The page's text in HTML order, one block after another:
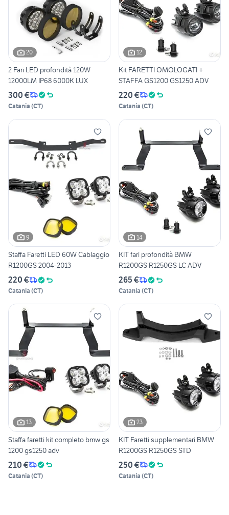
20
2 Fari LED profondità 120W
12000LM IP68 6000K LUX
300 €
Catania (CT)
12
Kit FARETTI OMOLOGATI +
STAFFA GS1200 GS1250 ADV
220 €
Catania (CT)
9
Staffa Faretti LED 60W Cablaggio
R1200GS 2004-2013
220 €
Catania (CT)
14
KIT fari profondità BMW
R1200GS R1250GS LC ADV
265 €
Catania (CT)
13
Staffa faretti kit completo bmw gs
1200 gs1250 adv
210 €
Catania (CT)
23
KIT Faretti supplementari BMW
R1200GS R1250GS STD
250 €
Catania (CT)